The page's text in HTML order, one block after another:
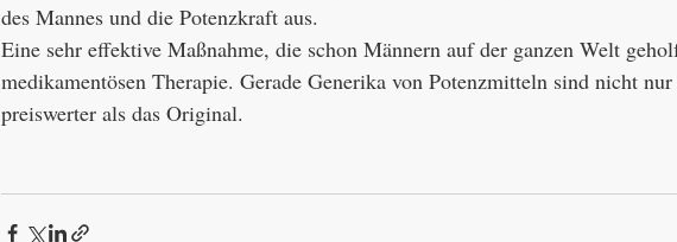
des Mannes und die Potenzkraft aus.
Eine sehr effektive Maßnahme, die schon Männern auf der ganzen Welt
medikamentösen Therapie. Gerade Generika von Potenzmitteln sind nicht
preiswerter als das Original.